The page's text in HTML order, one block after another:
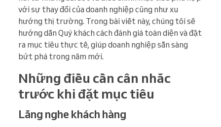
với sự thay đổi của doanh nghiệp cũng như xu
hướng thị trường. Trong bài viết này, chúng tôi sẽ
hướng dẫn Quý khách cách đánh giá toàn diện và đặt
ra mục tiêu thực tế, giúp doanh nghiệp sẵn sàng
bứt phá trong năm mới.
Những điều cần cân nhắc
trước khi đặt mục tiêu
Lắng nghe khách hàng